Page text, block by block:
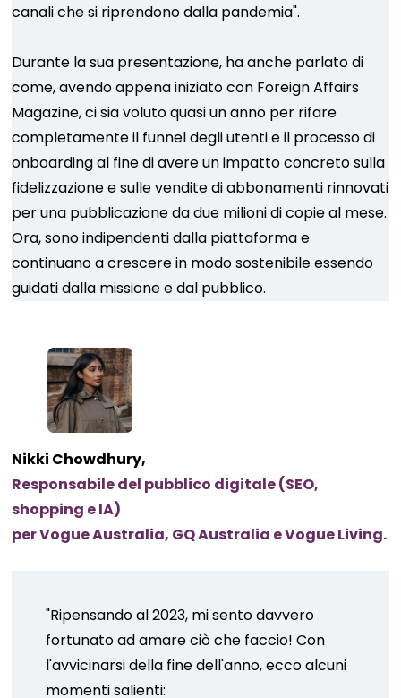
canali che si riprendono dalla pandemia".
Durante la sua presentazione, ha anche parlato di
come, avendo appena iniziato con Foreign Affairs
Magazine, ci sia voluto quasi un anno per rifare
completamente il funnel degli utenti e il processo di
onboarding al fine di avere un impatto concreto sulla
fidelizzazione e sulle vendite di abbonamenti rinnovati
per una pubblicazione da due milioni di copie al mese.
Ora, sono indipendenti dalla piattaforma e
continuano a crescere in modo sostenibile essendo
guidati dalla missione e dal pubblico.
Nikki Chowdhury,
Responsabile del pubblico digitale (SEO,
shopping e IA)
per Vogue Australia, GQ Australia e Vogue Living.
"Ripensando al 2023, mi sento davvero
fortunato ad amare ciò che faccio! Con
l'avvicinarsi della fine dell'anno, ecco alcuni
momenti salienti: